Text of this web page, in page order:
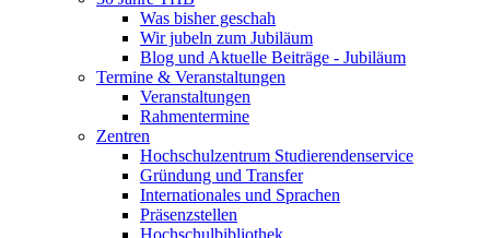
Was bisher geschah
Wir jubeln zum Jubiläum
Blog und Aktuelle Beiträge - Jubiläum
Termine & Veranstaltungen
Veranstaltungen
Rahmentermine
Zentren
Hochschulzentrum Studierendenservice
Gründung und Transfer
Internationales und Sprachen
Präsenzstellen
Hochschulbibliothek